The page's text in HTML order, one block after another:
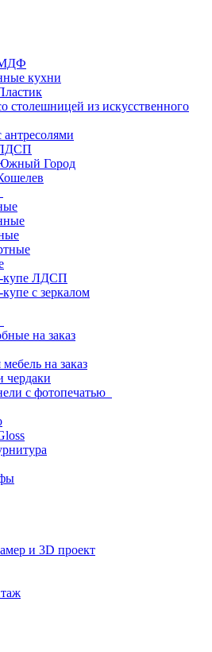
кухни
столешницей из искусcтвенного
Город
ЛДСП
с зеркалом
на заказ
мебель на заказ
чердаки
с фотопечатью
и 3D проект